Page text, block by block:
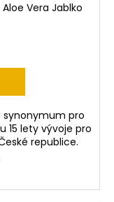
Vera Jablko
pro
15 lety vývoje pro
republice.